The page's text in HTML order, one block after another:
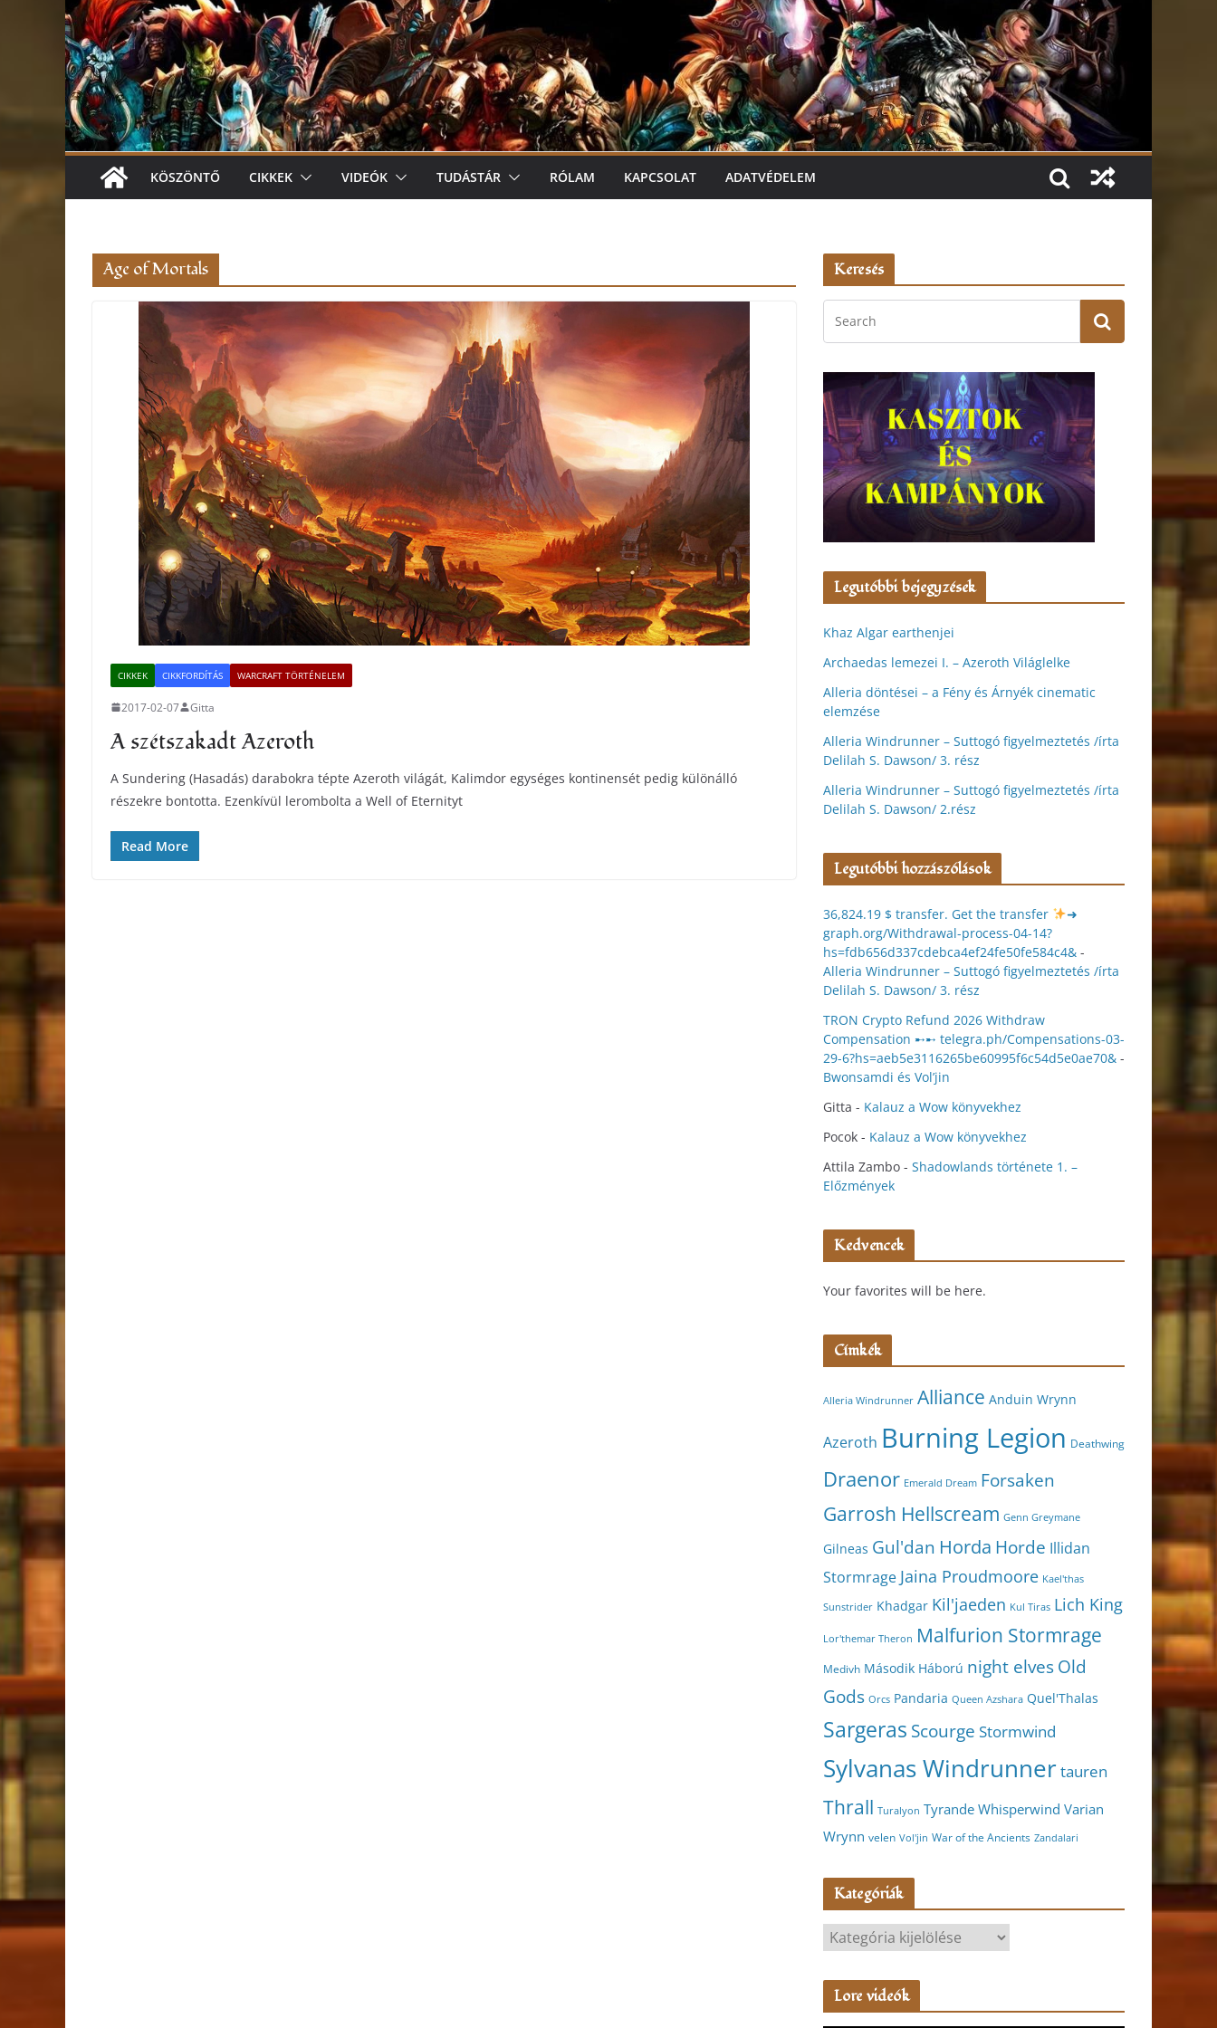
KÖSZÖNTŐ CIKKEK VIDEÓK TUDÁSTÁR RÓLAM KAPCSOLAT ADATVÉDELEM
Age of Mortals
CIKKEK CIKKFORDÍTÁS WARCRAFT TÖRTÉNELEM
2017-02-07 Gitta
A szétszakadt Azeroth
A Sundering (Hasadás) darabokra tépte Azeroth világát, Kalimdor egységes kontinensét pedig különálló
részekre bontotta. Ezenkívül lerombolta a Well of Eternityt
Read More
Keresés
Legutóbbi bejegyzések
Khaz Algar earthenjei
Archaedas lemezei I. – Azeroth Világlelke
Alleria döntései – a Fény és Árnyék cinematic
elemzése
Alleria Windrunner – Suttogó figyelmeztetés /írta
Delilah S. Dawson/ 3. rész
Alleria Windrunner – Suttogó figyelmeztetés /írta
Delilah S. Dawson/ 2.rész
Legutóbbi hozzászólások
36,824.19 $ transfer. Get the transfer
➜
graph.org/Withdrawal-process-04-14?
hs=fdb656d337cdebca4ef24fe50fe584c4& -
Alleria Windrunner – Suttogó figyelmeztetés /írta
Delilah S. Dawson/ 3. rész
TRON Crypto Refund 2026 Withdraw
Compensation ➸➸ telegra.ph/Compensations-03-
29-6?hs=aeb5e3116265be60995f6c54d5e0ae70& -
Bwonsamdi és Vol’jin
Gitta - Kalauz a Wow könyvekhez
Pocok - Kalauz a Wow könyvekhez
Attila Zambo - Shadowlands története 1. –
Előzmények
Kedvencek
Your favorites will be here.
Címkék
Alleria Windrunner Alliance Anduin Wrynn
Azeroth Burning Legion Deathwing
Draenor Emerald Dream Forsaken
Garrosh Hellscream Genn Greymane
Gilneas Gul'dan Horda Horde Illidan
Stormrage Jaina Proudmoore Kael'thas
Sunstrider Khadgar Kil'jaeden Kul Tiras Lich King
Lor'themar Theron Malfurion Stormrage
Medivh Második Háború night elvesOld
Gods Orcs Pandaria Queen Azshara Quel'Thalas
Sargeras Scourge Stormwind
Sylvanas Windrunnertauren
Thrall Turalyon Tyrande Whisperwind Varian
Wrynn velen Vol'jin War of the Ancients Zandalari
Kategóriák
a
t
g
Lore videók